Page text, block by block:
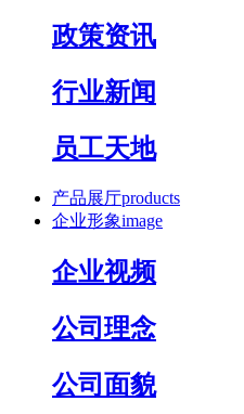
政策资讯
行业新闻
员工天地
产品展厅products
企业形象image
企业视频
公司理念
公司面貌